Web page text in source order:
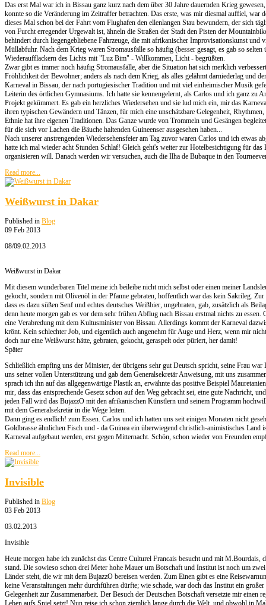
Das erst Mal war ich in Bissau ganz kurz nach dem über 30 Jahre dauernden Krieg
konnte so die Veränderung im Zeitraffer betrachten. Das erste, was mir diesmal auffiel, war
dieses Mal schon bei der Fahrt vom Flughafen den ellenlangen Stau bewundern, der sich
von Furcht erregender Urgewalt ist, ähneln die Straßen der Stadt den Pisten der
behindert durch liegengebliebene Fahrzeuge, die mit afrikanischer Improvisationskunst
Müllabfuhr. Nach dem Krieg waren Stromausfälle so häufig (besser gesagt, es gab so
Wiederaufflackern des Lichts mit "Luz Bim" - Willkommen, Licht - begrüßten.
Zwar gibt es immer noch häufig Stromausfälle, aber die Situation hat sich merklich
Fröhlichkeit der Bewohner; anders als nach dem Krieg, als alles gelähmt darniederlag und
Karneval in Bissau, der nach portugiesischer Tradition und mit viel einheimischer Musik
Leiterin des örtlichen Gymnasiums. Ich hatte sie kennengelernt, als Carlos und ich ganz zu
Projekt gekümmert. Es gab ein herzliches Wiedersehen und sie lud mich ein, mir das
ihren typischen Gewändern und Tänzen, für mich eine unschätzbare Gelegenheit,
Ethnie hat ihre eigenen Traditionen. Das Ganze wurde von Trommeln und Gesängen
für die sich vor Lachen die Bäuche haltenden Guineenser ausgesehen haben...
Nach unserer anstrengenden Wiedersehensfeier am Tag zuvor waren Carlos und ich etwas
hatte ich mal wieder acht Stunden Schlaf! Gleich geht's weiter zur Hotelbesichtigung für
organisieren will. Danach werden wir versuchen, auch die Ilha de Bubaque in den
Read more...
Weißwurst in Dakar
Published in Blog
09 Feb 2013
08/09.02.2013
Weißwurst in Dakar
Mit diesem wunderbaren Titel meine ich beileibe nicht mich selbst oder einen meiner
gekocht, sondern mit Olivenöl in der Pfanne gebraten, hoffentlich war das kein Sakrileg.
dass es dazu süßen Senf und echtes deutsches Weißbier, ungebraten, gab, zusätzlich als
denn heute morgen gab es vor dem sehr frühen Abflug nach Bissau erstmal nichts zu
eine Verabredung mit dem Kultusminister von Bissau. Allerdings kommt der Karneval
krönt. Kein schlechter Job, und eigentlich auch angenehm für Auge und Herz, wenn mir
doch nur eine Weißwurst hätte, gebraten, gekocht, geraspelt oder püriert, her damit!
Später
Schließlich empfing uns der Minister, der übrigens sehr gut Deutsch spricht, seine Frau
uns seiner vollen Unterstützung und gab dem Generalsekretär Anweisung, mit uns
sprach ich ihn auf das allgegenwärtige Plastik an, erwähnte das positive Beispiel
mir, dass das entsprechende Gesetz schon auf den Weg gebracht sei, eine gute Nachricht,
jeden Fall wird das BujazzO mit den afrikanischen Künstlern und seinem Programm
mit dem Generalsekretär in die Wege leiten.
Dann ging es endlich! zum Essen. Carlos und ich hatten uns seit einigen Monaten nicht
Goldbrasse ähnlichen Fisch und - da Guinea ein überwiegend christlich-animistisches
Karneval aufgebaut werden, erst gegen Mitternacht. Schön, schon wieder von Freunden
Read more...
Invisible
Published in Blog
03 Feb 2013
03.02.2013
Invisible
Heute morgen habe ich zunächst das Centre Culturel Francais besucht und mit
stand. Die sowieso schon drei Meter hohe Mauer um Botschaft und Institut ist noch um
Länder steht, die wir mit dem BujazzO bereisen werden. Zum Einen gibt es eine
keine Veranstaltungen mehr durchführen dürfte; wie schade, war doch das Institut ein
Gelegenheit zur Zusammenarbeit. Der Besuch der Deutschen Botschaft versetzte mir
Leben aufs Spiel setzt! Nun reise ich schon ziemlich lange durch die Welt, und obwohl in